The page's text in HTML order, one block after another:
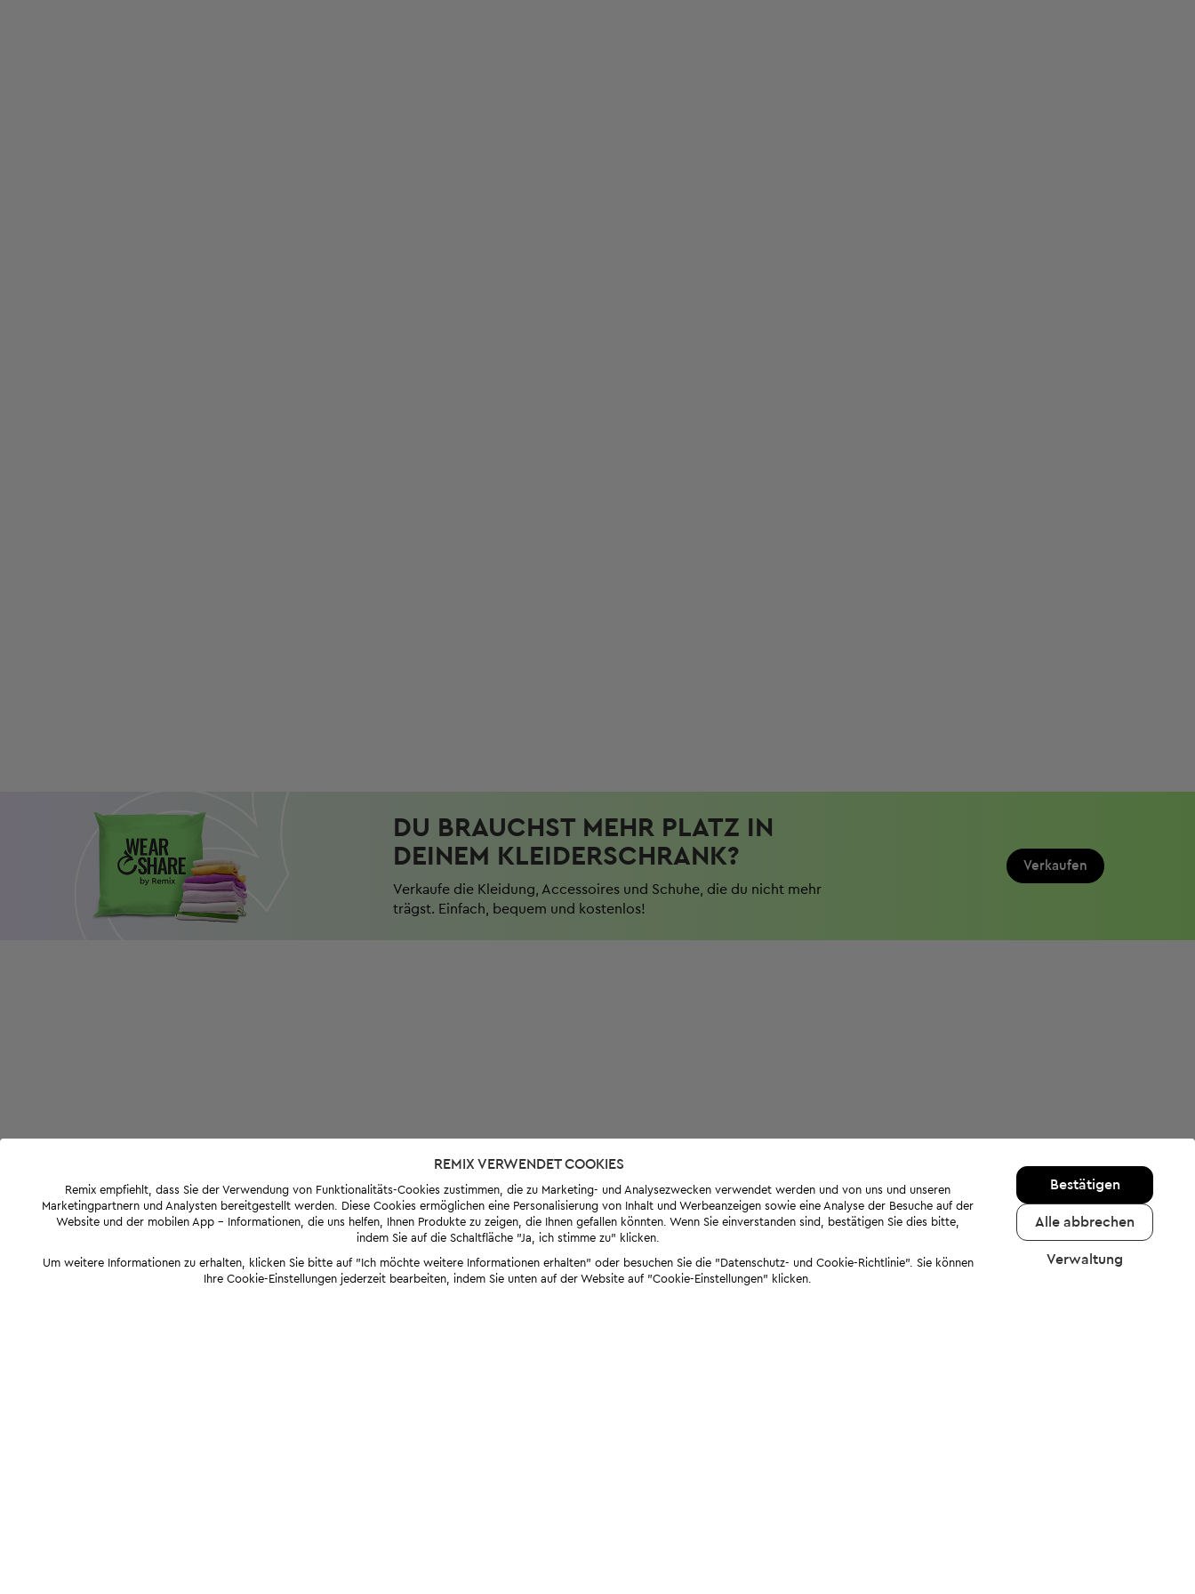
DU BRAUCHST MEHR PLATZ IN
DEINEM KLEIDERSCHRANK?
Verkaufe die Kleidung, Accessoires und Schuhe, die du nicht mehr
trägst. Einfach, bequem und kostenlos!
Verkaufen
REMIX VERWENDET COOKIES
Remix empfiehlt, dass Sie der Verwendung von Funktionalitäts-Cookies zustimmen, die zu Marketing- und Analysezwecken verwendet werden und von uns und unseren
Marketingpartnern und Analysten bereitgestellt werden. Diese Cookies ermöglichen eine Personalisierung von Inhalt und Werbeanzeigen sowie eine Analyse der Besuche auf der
Website und der mobilen App - Informationen, die uns helfen, Ihnen Produkte zu zeigen, die Ihnen gefallen könnten. Wenn Sie einverstanden sind, bestätigen Sie dies bitte,
indem Sie auf die Schaltfläche "Ja, ich stimme zu" klicken.
Um weitere Informationen zu erhalten, klicken Sie bitte auf "Ich möchte weitere Informationen erhalten" oder besuchen Sie die "Datenschutz- und Cookie-Richtlinie". Sie können
Ihre Cookie-Einstellungen jederzeit bearbeiten, indem Sie unten auf der Website auf "Cookie-Einstellungen" klicken.
Bestätigen
Alle abbrechen
Verwaltung